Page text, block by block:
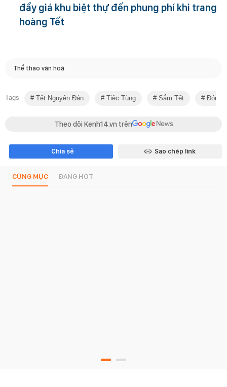
đẩy giá khu biệt thự đến phung phí khi trang
hoàng Tết
Thể thao văn hoá
Tags Tết Nguyên Đán Tiệc Tùng Sắm Tết Đón
Theo dõi Kenh14.vn trên
Chia sẻ Sao chép link
CÙNG MỤC ĐANG HOT